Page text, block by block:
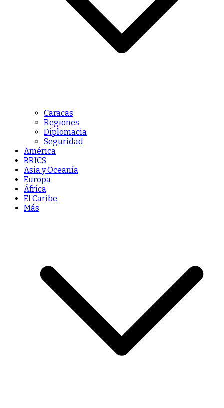
Caracas
Regiones
Diplomacia
Seguridad
América
BRICS
Asia y Oceanía
Europa
África
El Caribe
Más